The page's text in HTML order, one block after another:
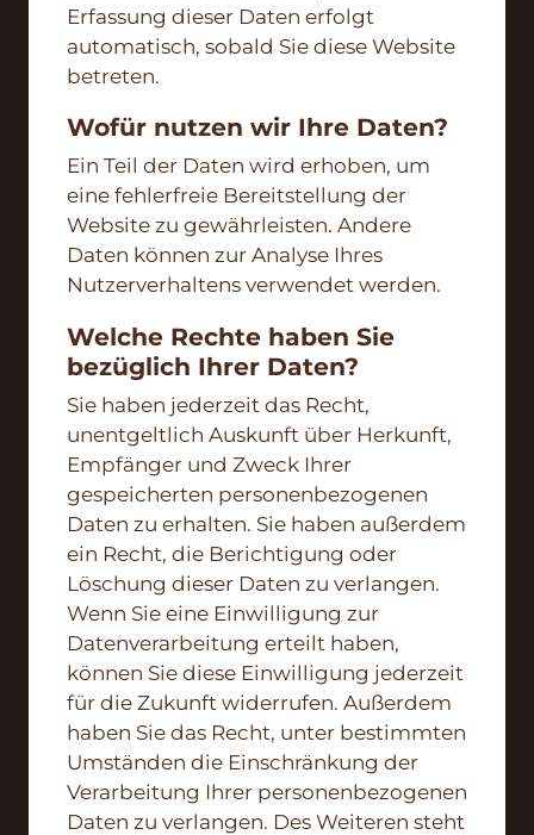
Erfassung dieser Daten erfolgt
automatisch, sobald Sie diese Website
betreten.
Wofür nutzen wir Ihre Daten?
Ein Teil der Daten wird erhoben, um
eine fehlerfreie Bereitstellung der
Website zu gewährleisten. Andere
Daten können zur Analyse Ihres
Nutzerverhaltens verwendet werden.
Welche Rechte haben Sie
bezüglich Ihrer Daten?
Sie haben jederzeit das Recht,
unentgeltlich Auskunft über Herkunft,
Empfänger und Zweck Ihrer
gespeicherten personenbezogenen
Daten zu erhalten. Sie haben außerdem
ein Recht, die Berichtigung oder
Löschung dieser Daten zu verlangen.
Wenn Sie eine Einwilligung zur
Datenverarbeitung erteilt haben,
können Sie diese Einwilligung jederzeit
für die Zukunft widerrufen. Außerdem
haben Sie das Recht, unter bestimmten
Umständen die Einschränkung der
Verarbeitung Ihrer personenbezogenen
Daten zu verlangen. Des Weiteren steht